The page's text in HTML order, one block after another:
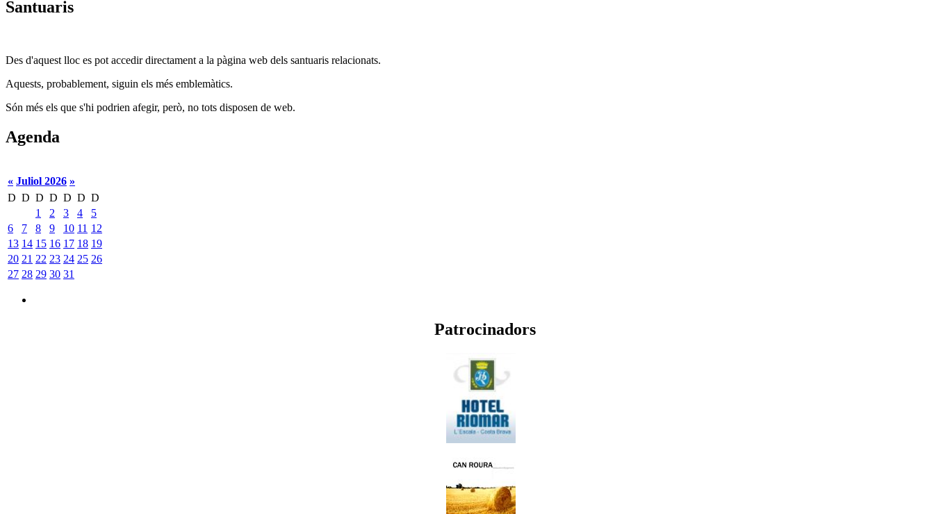
Santuaris
Des d'aquest lloc es pot accedir directament a la pàgina web dels santuaris relacionats.
Aquests, probablement, siguin els més emblemàtics.
Són més els que s'hi podrien afegir, però, no tots disposen de web.
Agenda
« Juliol 2026 »
D D D D D D D
1
2 3 4
5
6
7 8 9 10 11 12
13 14 15 16 17 18 19
20 21 22 23 24 25 26
27 28 29 30 31
Patrocinadors